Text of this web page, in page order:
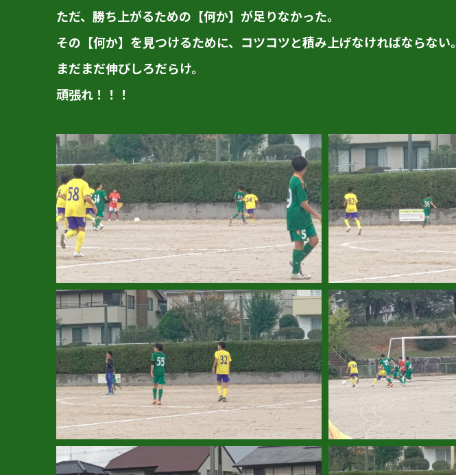
ただ、勝ち上がるための【何か】が足りなかった。
その【何か】を見つけるために、コツコツと積み上げなければならない。
まだまだ伸びしろだらけ。
頑張れ！！！